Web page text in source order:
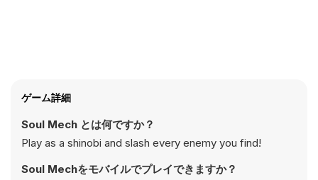
ゲーム詳細
Soul Mech とは何ですか？
Play as a shinobi and slash every enemy you find!
Soul Mechをモバイルでプレイできますか？